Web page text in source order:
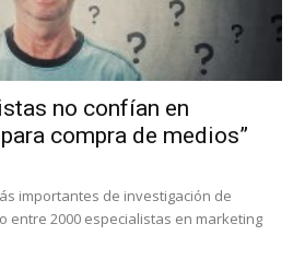
no confían en
compra de medios”
importantes de investigación de
entre 2000 especialistas en marketing